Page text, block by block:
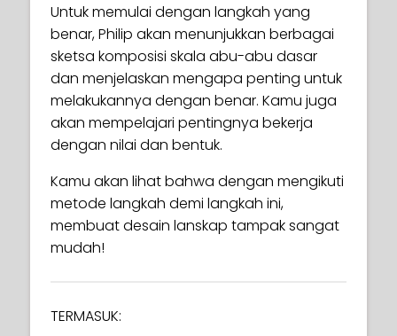
Untuk memulai dengan langkah yang
benar, Philip akan menunjukkan berbagai
sketsa komposisi skala abu-abu dasar
dan menjelaskan mengapa penting untuk
melakukannya dengan benar. Kamu juga
akan mempelajari pentingnya bekerja
dengan nilai dan bentuk.
Kamu akan lihat bahwa dengan mengikuti
metode langkah demi langkah ini,
membuat desain lanskap tampak sangat
mudah!
TERMASUK: